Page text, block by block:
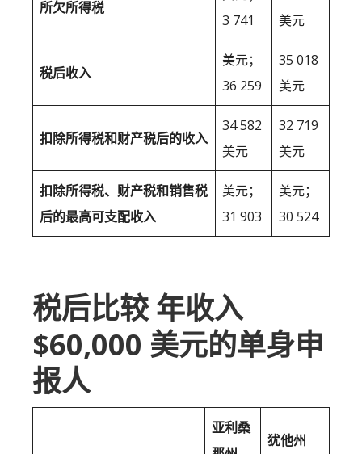
所欠所得税
3 741
美元
税后收入
美元；
36 259
35 018
美元
扣除所得税和财产税后的收入
34 582
美元
32 719
美元
扣除所得税、财产税和销售税
后的最高可支配收入
美元；
31 903
美元；
30 524
税后比较 年收入
$60,000 美元的单身申
报人
亚利桑
犹他州